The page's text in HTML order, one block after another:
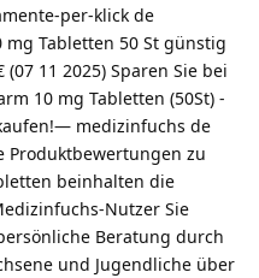
per-klick de
mg Tabletten 50 St günstig
11 2025) Sparen Sie bei
10 mg Tabletten (50St) -
medizinfuchs de
Produktbewertungen zu
beinhalten die
Nutzer Sie
Beratung durch
und Jugendliche über